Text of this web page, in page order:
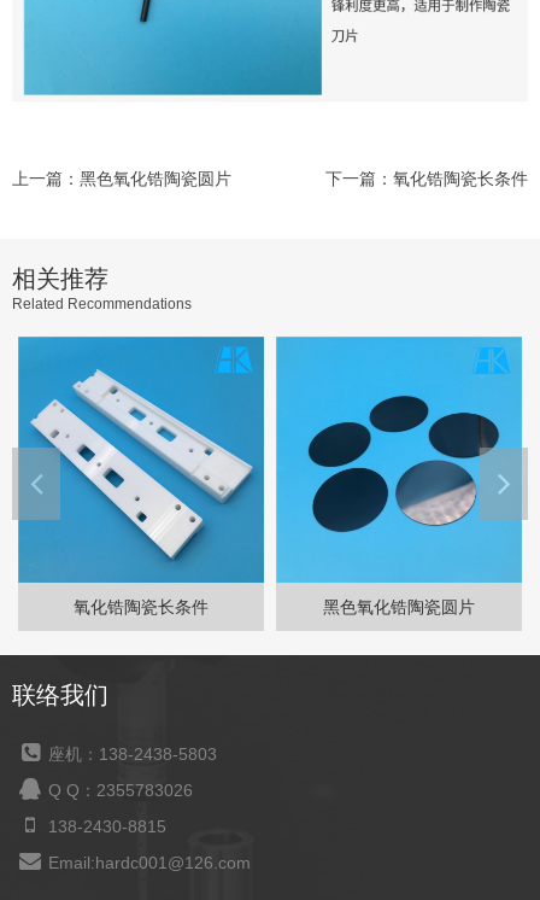
上一篇：黑色氧化锆陶瓷圆片 下一篇：氧化锆陶瓷长条件
相关推荐
Related Recommendations
氧化锆陶瓷长条件 黑色氧化锆陶瓷圆片
联络我们
座机：138-2438-5803
Q Q：2355783026
138-2430-8815
Email:hardc001@126.com